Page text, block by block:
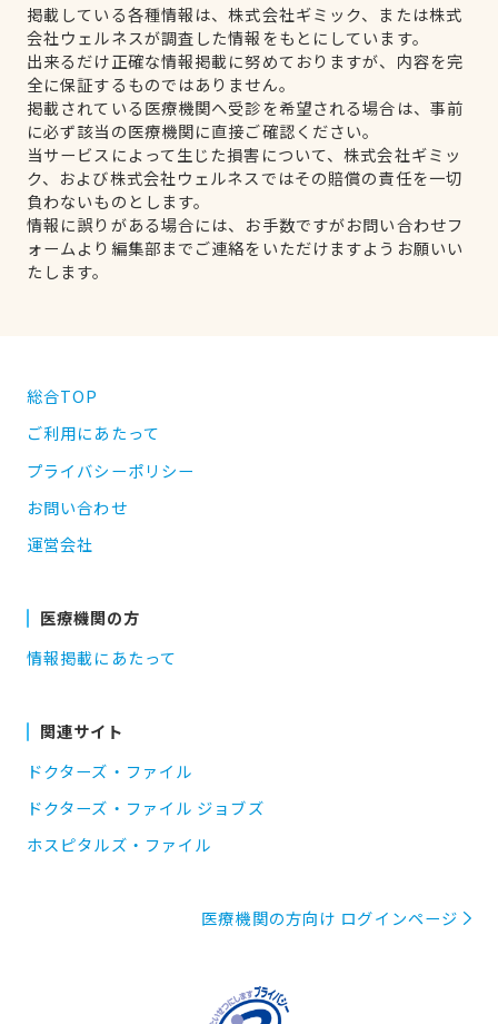
掲載している各種情報は、株式会社ギミック、または株式
会社ウェルネスが調査した情報をもとにしています。
出来るだけ正確な情報掲載に努めておりますが、内容を完
全に保証するものではありません。
掲載されている医療機関へ受診を希望される場合は、事前
に必ず該当の医療機関に直接ご確認ください。
当サービスによって生じた損害について、株式会社ギミッ
ク、および株式会社ウェルネスではその賠償の責任を一切
負わないものとします。
情報に誤りがある場合には、お手数ですがお問い合わせフ
ォームより編集部までご連絡をいただけますようお願いい
たします。
総合TOP
ご利用にあたって
プライバシーポリシー
お問い合わせ
運営会社
医療機関の方
情報掲載にあたって
関連サイト
ドクターズ・ファイル
ドクターズ・ファイル ジョブズ
ホスピタルズ・ファイル
医療機関の方向け ログインページ